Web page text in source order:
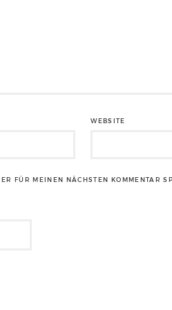
WEBSITE
FÜR MEINEN NÄCHSTEN KOMMENTAR